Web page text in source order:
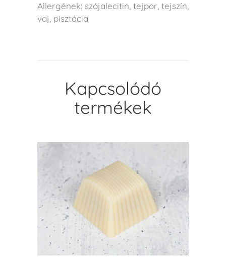
Allergének: szójalecitin, tejpor, tejszín,
vaj, pisztácia
Kapcsolódó
termékek
KOSÁRBA TESZEM